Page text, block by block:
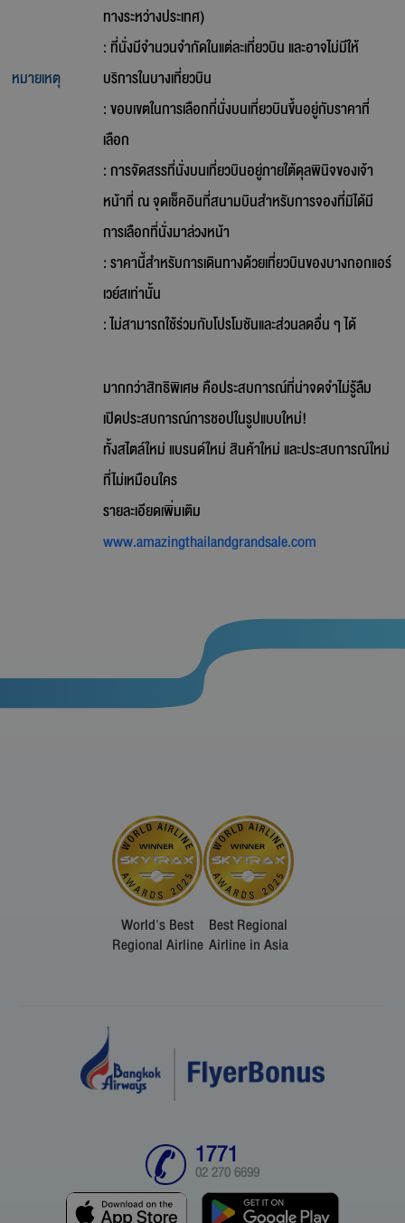
หมายเหตุ
ทางระหว่างประเทศ)
: ที่นั่งมีจำนวนจำกัดในแต่ละเที่ยวบิน และอาจไม่มีให้
บริการในบางเที่ยวบิน
: ขอบเขตในการเลือกที่นั่งบนเที่ยวบินขึ้นอยู่กับราคาที่
เลือก
: การจัดสรรที่นั่งบนเที่ยวบินอยู่ภายใต้ดุลพินิจของเจ้า
หน้าที่ ณ จุดเช็คอินที่สนามบินสำหรับการจองที่มิได้มี
การเลือกที่นั่งมาล่วงหน้า
: ราคานี้สำหรับการเดินทางด้วยเที่ยวบินของบางกอกแอร์
เวย์สเท่านั้น
: ไม่สามารถใช้ร่วมกับโปรโมชันและส่วนลดอื่น ๆ ได้
มากกว่าสิทธิพิเศษ คือประสบการณ์ที่น่าจดจำไม่รู้ลืม
เปิดประสบการณ์การชอปในรูปแบบใหม่!
ทั้งสไตล์ใหม่ แบรนด์ใหม่ สินค้าใหม่ และประสบการณ์ใหม่
ที่ไม่เหมือนใคร
รายละเอียดเพิ่มเติม
www.amazingthailandgrandsale.com
World's Best
Regional Airline
Best Regional
Airline in Asia
1771
02 270 6699